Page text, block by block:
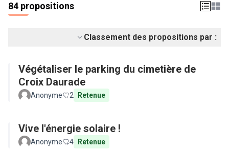
84 propositions
Classement des propositions par :
Végétaliser le parking du cimetière de
Croix Daurade
Anonyme 2 Retenue
Vive l'énergie solaire !
Anonyme 4 Retenue